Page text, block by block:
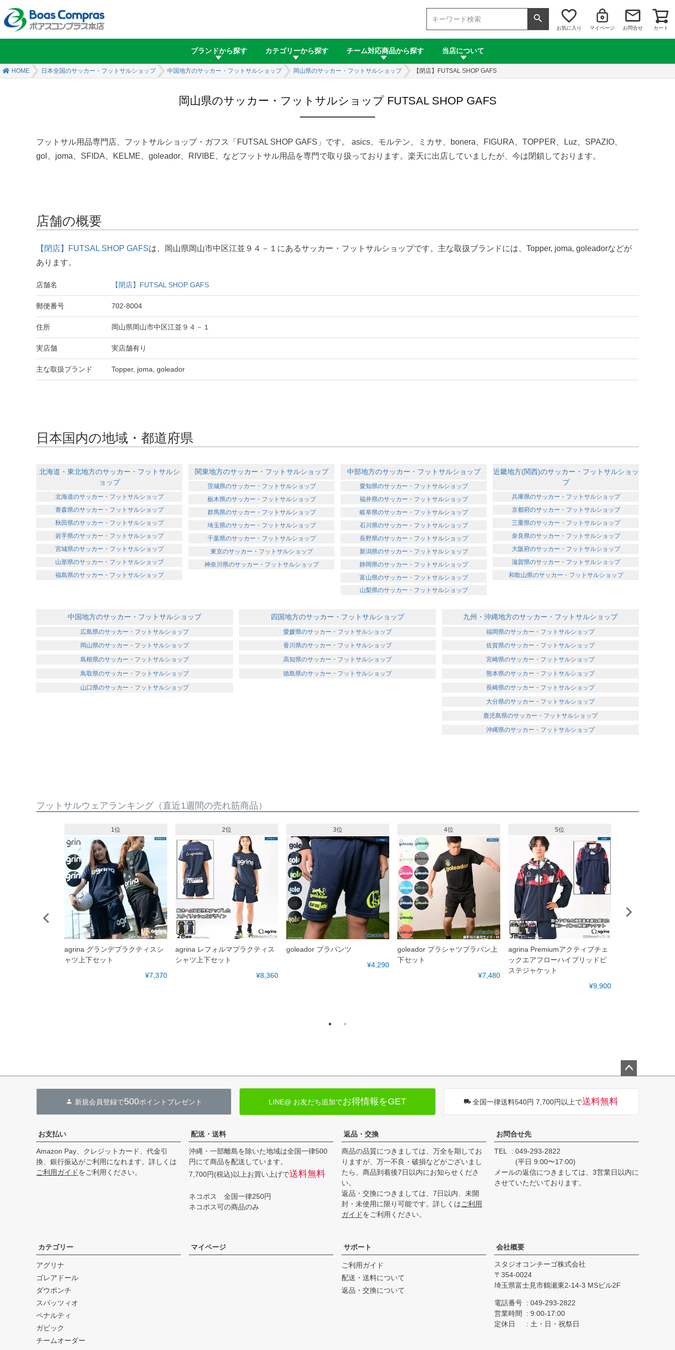
お気に入り マイページ お問合せ カート
ブランドから探す カテゴリーから探す チーム対応商品から探す 当店について
HOME 日本全国のサッカー・フットサルショップ 中国地方のサッカー・フットサルショップ 岡山県のサッカー・フットサルショップ 【閉店】FUTSAL SHOP GAFS
岡山県のサッカー・フットサルショップ FUTSAL SHOP GAFS
フットサル用品専門店、フットサルショップ・ガフス「FUTSAL SHOP GAFS」です。 asics、モルテン、ミカサ、bonera、FIGURA、TOPPER、Luz、SPAZIO、
gol、joma、SFIDA、KELME、goleador、RIVIBE、などフットサル用品を専門で取り扱っております。楽天に出店していましたが、今は閉鎖しております。
店舗の概要
【閉店】FUTSAL SHOP GAFSは、岡山県岡山市中区江並９４－１にあるサッカー・フットサルショップです。主な取扱ブランドには、Topper, joma, goleadorなどが
あります。
店舗名 【閉店】FUTSAL SHOP GAFS
郵便番号 702-8004
住所 岡山県岡山市中区江並９４－１
実店舗 実店舗有り
主な取扱ブランド Topper, joma, goleador
日本国内の地域・都道府県
北海道・東北地方のサッカー・フットサルシ
ョップ
北海道のサッカー・フットサルショップ
青森県のサッカー・フットサルショップ
秋田県のサッカー・フットサルショップ
岩手県のサッカー・フットサルショップ
宮城県のサッカー・フットサルショップ
山形県のサッカー・フットサルショップ
福島県のサッカー・フットサルショップ
関東地方のサッカー・フットサルショップ
茨城県のサッカー・フットサルショップ
栃木県のサッカー・フットサルショップ
群馬県のサッカー・フットサルショップ
埼玉県のサッカー・フットサルショップ
千葉県のサッカー・フットサルショップ
東京のサッカー・フットサルショップ
神奈川県のサッカー・フットサルショップ
中部地方のサッカー・フットサルショップ
愛知県のサッカー・フットサルショップ
福井県のサッカー・フットサルショップ
岐阜県のサッカー・フットサルショップ
石川県のサッカー・フットサルショップ
長野県のサッカー・フットサルショップ
新潟県のサッカー・フットサルショップ
静岡県のサッカー・フットサルショップ
富山県のサッカー・フットサルショップ
山梨県のサッカー・フットサルショップ
近畿地方(関西)のサッカー・フットサルショッ
プ
兵庫県のサッカー・フットサルショップ
京都府のサッカー・フットサルショップ
三重県のサッカー・フットサルショップ
奈良県のサッカー・フットサルショップ
大阪府のサッカー・フットサルショップ
滋賀県のサッカー・フットサルショップ
和歌山県のサッカー・フットサルショップ
中国地方のサッカー・フットサルショップ
広島県のサッカー・フットサルショップ
岡山県のサッカー・フットサルショップ
島根県のサッカー・フットサルショップ
鳥取県のサッカー・フットサルショップ
山口県のサッカー・フットサルショップ
四国地方のサッカー・フットサルショップ
愛媛県のサッカー・フットサルショップ
香川県のサッカー・フットサルショップ
高知県のサッカー・フットサルショップ
徳島県のサッカー・フットサルショップ
九州・沖縄地方のサッカー・フットサルショップ
福岡県のサッカー・フットサルショップ
佐賀県のサッカー・フットサルショップ
宮崎県のサッカー・フットサルショップ
熊本県のサッカー・フットサルショップ
長崎県のサッカー・フットサルショップ
大分県のサッカー・フットサルショップ
鹿児島県のサッカー・フットサルショップ
沖縄県のサッカー・フットサルショップ
フットサルウェアランキング （直近1週間の売れ筋商品）
1位
agrina グランデプラクティスシ
ャツ上下セット
¥7,370
2位
agrina レフォルマプラクティス
シャツ上下セット
¥8,360
3位
goleador プラパンツ
¥4,290
4位
goleador プラシャツプラパン上
下セット
¥7,480
5位
agrina Premiumアクティブチェ
ックエアフローハイブリッドピ
ステジャケット
¥9,900
へ
新規会員登録で500ポイントプレゼント LINE@ お友だち追加でお得情報をGET 全国一律送料540円 7,700円以上で送料無料
お支払い
Amazon Pay、クレジットカード、代金引
換、銀行振込がご利用になれます。詳しくは
ご利用ガイドをご利用ください。
配送・送料
沖縄・一部離島を除いた地域は全国一律500
円にて商品を配送しています。
7,700円(税込)以上お買い上げで送料無料
ネコポス 全国一律250円
ネコポス可の商品のみ
返品・交換
商品の品質につきましては、万全を期してお
りますが、万一不良・破損などがございまし
たら、商品到着後7日以内にお知らせくださ
い。
返品・交換につきましては、7日以内、未開
封・未使用に限り可能です。詳しくはご利用
ガイドをご利用ください。
お問合せ先
TEL
049-293-2822
(平日 9:00〜17:00)
メールの返信につきましては、3営業日以内に
させていただいております。
カテゴリー
アグリナ
ゴレアドール
ダウポンチ
スパッツィオ
ペナルティ
ガビック
チームオーダー
マイページ サポート
ご利用ガイド
配送・送料について
返品・交換について
会社概要
スタジオコンチーゴ株式会社
354-0024
埼玉県富士見市鶴瀬東2-14-3 MSビル2F
電話番号
049-293-2822
営業時間
9:00-17:00
定休日
土・日・祝祭日